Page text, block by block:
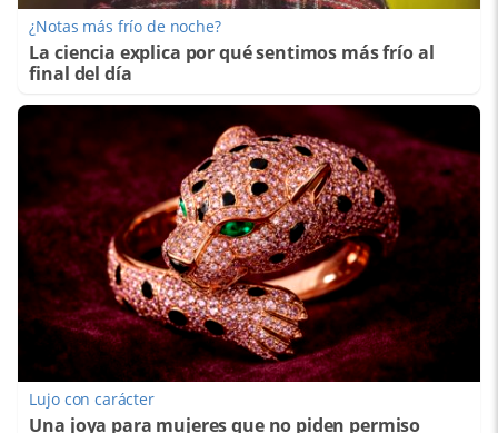
¿Notas más frío de noche?
La ciencia explica por qué sentimos más frío al
final del día
Lujo con carácter
Una joya para mujeres que no piden permiso